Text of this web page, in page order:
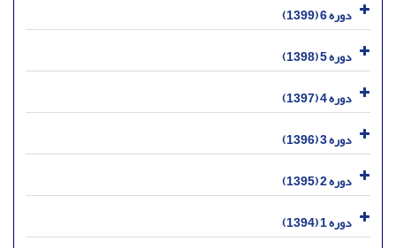
دوره 6 (1399)
دوره 5 (1398)
دوره 4 (1397)
دوره 3 (1396)
دوره 2 (1395)
دوره 1 (1394)